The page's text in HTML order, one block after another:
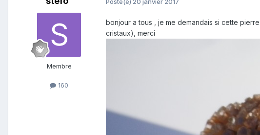
Membre
160
bonjour a tous , je me demandais si cette
cristaux), merci